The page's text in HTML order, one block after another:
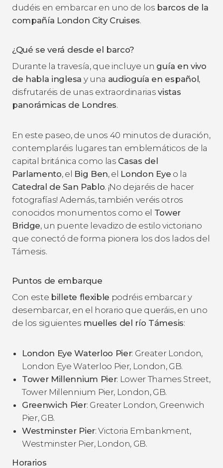
dudéis en embarcar en uno de los barcos de la
compañía London City Cruises.
¿Qué se verá desde el barco?
Durante la travesía, que incluye un guía en vivo
de habla inglesa y una audioguía en español,
disfrutaréis de unas extraordinariasvistas
panorámicas de Londres.
En este paseo, de unos 40 minutos de duración,
contemplaréis lugares tan emblemáticos de la
capital británica como las Casas del
Parlamento, el Big Ben, el London Eye o la
Catedral de San Pablo. ¡No dejaréis de hacer
fotografías! Además, también veréis otros
conocidos monumentos como el Tower
Bridge, un puente levadizo de estilo victoriano
que conectó de forma pionera los dos lados del
Támesis.
Puntos de embarque
Con este billete flexible podréis embarcar y
desembarcar, en el horario que queráis, en uno
de los siguientes muelles del río Támesis:
London Eye Waterloo Pier: Greater London,
London Eye Waterloo Pier, London, GB.
Tower Millennium Pier: Lower Thames Street,
Tower Millennium Pier, London, GB.
Greenwich Pier: Greater London, Greenwich
Pier, GB.
Westminster Pier: Victoria Embankment,
Westminster Pier, London, GB.
Horarios